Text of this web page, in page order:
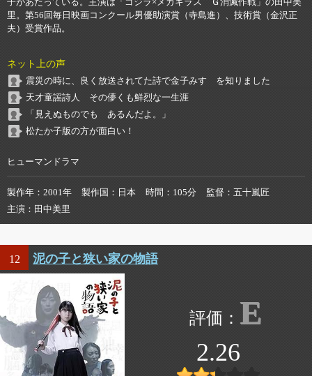
子があたっている。主演は「ゴジラ×メガギラス Ｇ消滅作戦」の田中美
里。第56回毎日映画コンクール男優助演賞（寺島進）、技術賞（金沢正
夫）受賞作品。
ネット上の声
震災の時に、良く放送されてた詩で金子みすゞを知りました
天才童謡詩人 その儚くも鮮烈な一生涯
「見えぬものでも あるんだよ。」
松たか子版の方が面白い！
ヒューマンドラマ
製作年 2001年 製作国 日本 時間 105分 監督
五十嵐匠
主演
田中美里
12 泥の子と狭い家の物語
E
2.26